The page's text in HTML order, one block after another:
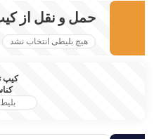
حمل و نقل از
هیچ بلیطی انتخاب نشد
کیپ